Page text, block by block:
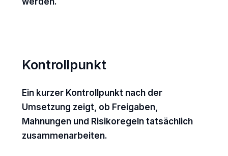
Kontrollpunkt
Ein kurzer Kontrollpunkt nach der
Umsetzung zeigt, ob Freigaben,
Mahnungen und Risikoregeln tatsächlich
zusammenarbeiten.